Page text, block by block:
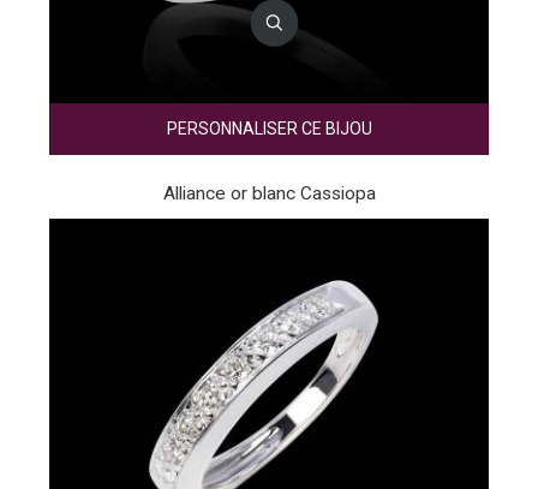
PERSONNALISER CE BIJOU
Alliance or blanc Cassiopa